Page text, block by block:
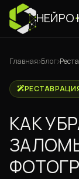
НЕЙРО·
Главная Блог
КАК